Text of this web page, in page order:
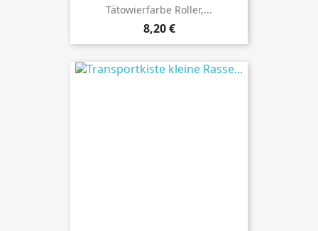
Tätowierfarbe Roller,...
Preis
8,20 €